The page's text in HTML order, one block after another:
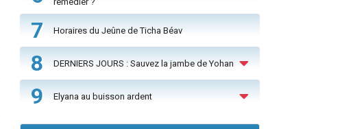
7 Horaires du Jeûne de Ticha Béav
8 DERNIERS JOURS : Sauvez la jambe de Yohan
9 Elyana au buisson ardent